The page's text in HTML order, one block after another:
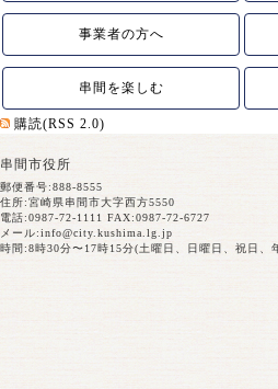
事業者の方へ
串間を楽しむ
購読(RSS 2.0)
串間市役所
郵便番号:888-8555
住所:宮崎県串間市大字西方5550
電話:0987-72-1111 FAX:0987-72-6727
メール:info@city.kushima.lg.jp
時間:8時30分〜17時15分(土曜日、日曜日、祝日、